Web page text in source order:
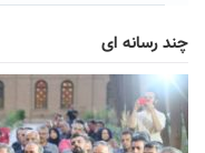
چند رسانه ای